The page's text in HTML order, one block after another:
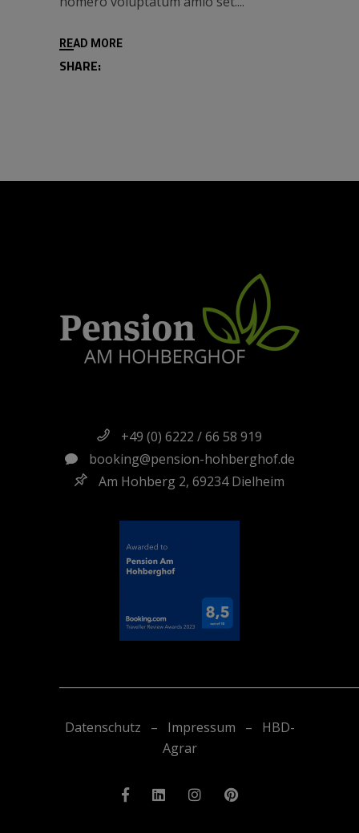
READ MORE
SHARE:
+49 (0) 6222 / 66 58 919
booking@pension-hohberghof.de
Am Hohberg 2, 69234 Dielheim
Datenschutz – Impressum – HBD-
Agrar